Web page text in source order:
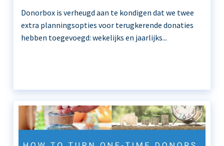
Donorbox is verheugd aan te kondigen dat we twee
extra planningsopties voor terugkerende donaties
hebben toegevoegd: wekelijks en jaarlijks...